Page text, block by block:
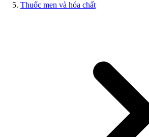
Thuốc men và hóa chất